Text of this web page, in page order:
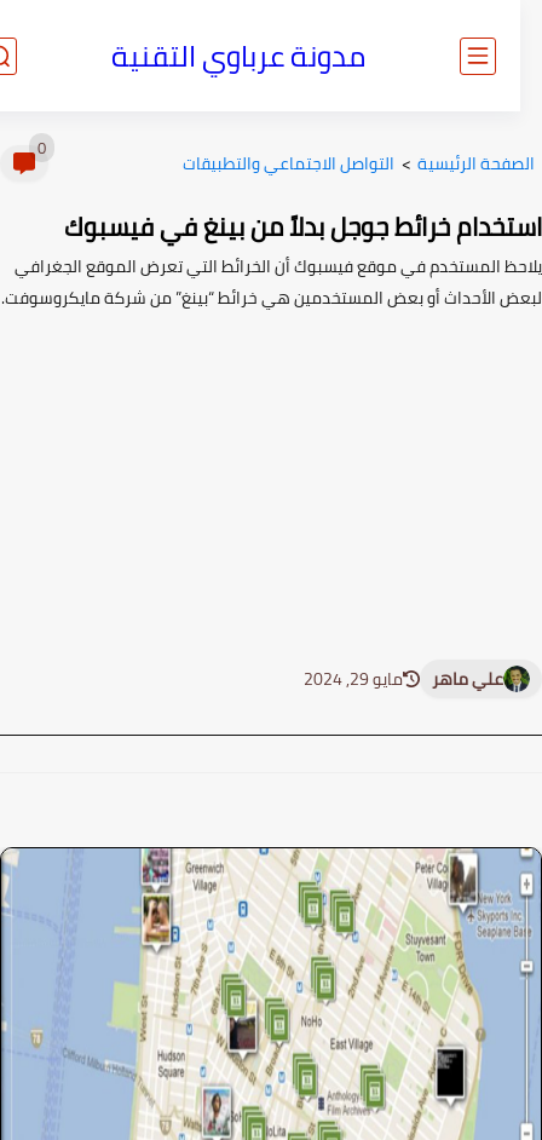
مدونة عرباوي التقنية
الرئيسية> التواصل الاجتماعي والتطبيقات
خرائط جوجل بدلاً من بينغ في فيسبوك
المستخدم في موقع فيسبوك أن الخرائط التي تعرض الموقع الجغرافي
الأحداث أو بعض المستخدمين هي خرائط “بينغ” من شركة مايكروسوفت.
علي ماهر مايو 29, 2024